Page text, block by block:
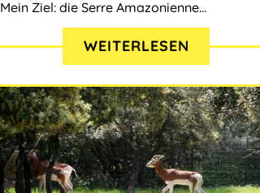
Mein Ziel: die Serre Amazonienne…
WEITERLESEN